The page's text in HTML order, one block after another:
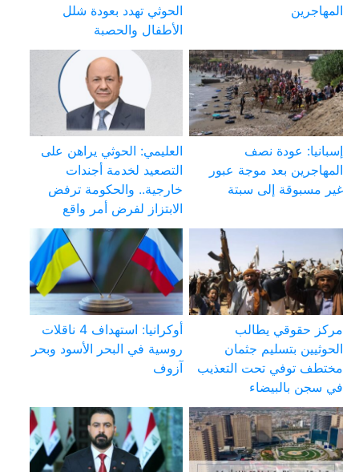
المهاجرين
الحوثي تهدد بعودة شلل
الأطفال والحصبة
إسبانيا: عودة نصف
المهاجرين بعد موجة عبور
غير مسبوقة إلى سبتة
العليمي: الحوثي يراهن على
التصعيد لخدمة أجندات
خارجية.. والحكومة ترفض
الابتزاز لفرض أمر واقع
مركز حقوقي يطالب
الحوثيين بتسليم جثمان
مختطف توفي تحت التعذيب
في سجن بالبيضاء
أوكرانيا: استهداف 4 ناقلات
روسية في البحر الأسود وبحر
آزوف